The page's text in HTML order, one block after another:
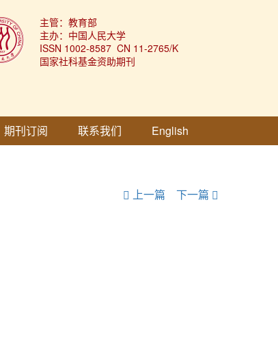
主管：教育部
主办：中国人民大学
ISSN 1002-8587 CN 11-2765/K
国家社科基金资助期刊
期刊订阅 联系我们 English
上一篇 下一篇